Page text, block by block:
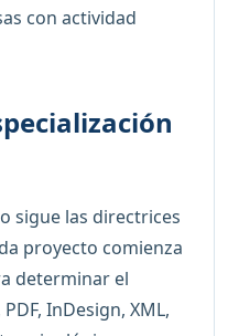
con actividad
sigue las directrices
proyecto comienza
determinar el
InDesign, XML,